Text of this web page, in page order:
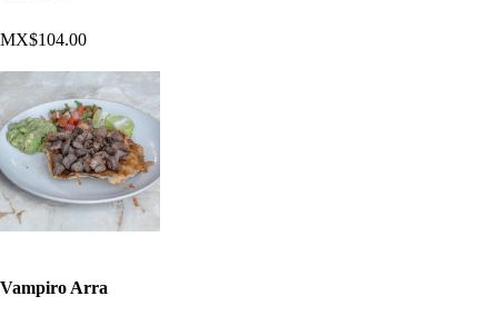
MX$104.00
Vampiro Arra